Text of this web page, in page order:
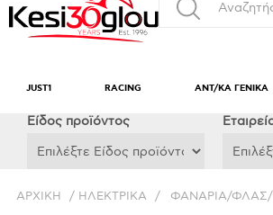
JUST1 RACING ΑΝΤ/ΚΑ ΓΕΝΙΚΑ
Eίδος προϊόντος
ΑΡΧΙΚΉ / ΗΛΕΚΤΡΙΚΑ / ΦΑΝΑΡΙΑ/